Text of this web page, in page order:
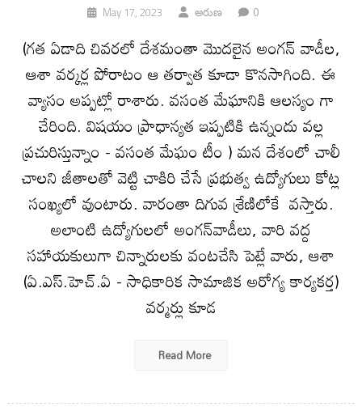
May 17, 2023 అరుణ 0
(గత ఏడాది చివరలో దేశమంతా మొదలైన అంగన్ వాడీల,
ఆశా వర్కర్ల పోరాటం ఆ తర్వాత కూడా కొనసాగింది. ఈ
వ్యాసం అప్పట్లో రాశారు. వసంత మేఘానికి ఆలస్యం గా
చేరింది. విషయం ప్రాధాన్యత ఇప్పటికి ఉన్నందు వల్ల
ప్రచురిస్తున్నాం - వసంత మేఘం టీం ) మన దేశంలో చాలీ
చాలని జీతాలతో వెట్టి చాకిరి చేసే ప్రభుత్వ ఉద్యోగులు కోట్ల
సంఖ్యలో వుంటారు. వారంతా దిగువ శ్రేణిలోకే వస్తారు.
అలాంటి ఉద్యోగులలో అంగన్‌వాడీలు, వారి వద్ద
సహాయకులుగా చిన్నారులకు వంటచేసి పెట్లే వారు, ఆశా
(ఏ.ఎస్‌.హెచ్‌.ఏ - సాధికారిక సామాజిక అరోగ్య కార్యకర్త)
వర్మర్లు కూడ
Read More